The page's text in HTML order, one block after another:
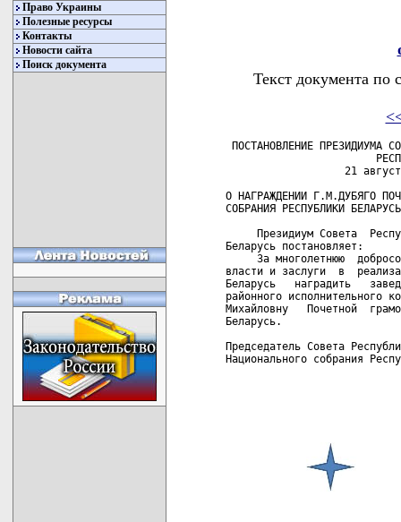
Право Украины
Полезные ресурсы
Контакты
Новости сайта
Поиск документа
Текст документа по
ПОСТАНОВЛЕНИЕ ПРЕЗИДИУМА
21
О НАГРАЖДЕНИИ Г.М.ДУБЯГО
СОБРАНИЯ РЕСПУБЛИКИ БЕЛАРУСЬ
Президиум Совета
Беларусь постановляет:
За многолетнюю
власти и заслуги  в
Беларусь   наградить
районного исполнительного
Михайловну   Почетной
Беларусь.
Председатель Совета
Национального собрания